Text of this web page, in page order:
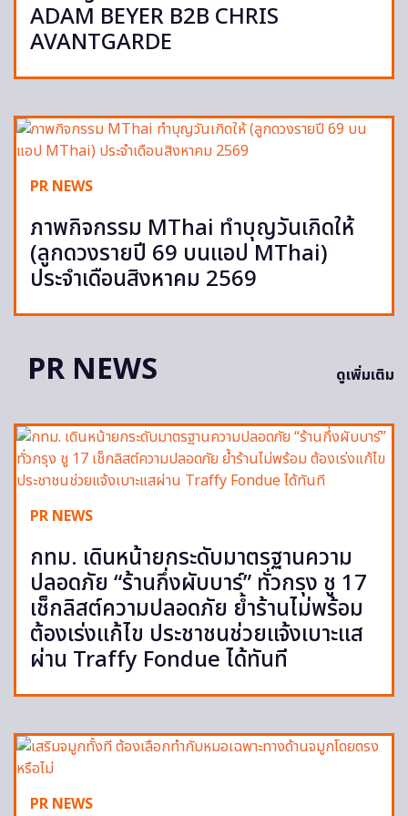
ADAM BEYER B2B CHRIS
AVANTGARDE
PR NEWS
ภาพกิจกรรม MThai ทำบุญวันเกิดให้
(ลูกดวงรายปี 69 บนแอป MThai)
ประจำเดือนสิงหาคม 2569
PR NEWS ดูเพิ่มเติม
PR NEWS
กทม. เดินหน้ายกระดับมาตรฐานความ
ปลอดภัย “ร้านกึ่งผับบาร์” ทั่วกรุง ชู 17
เช็กลิสต์ความปลอดภัย ย้ำร้านไม่พร้อม
ต้องเร่งแก้ไข ประชาชนช่วยแจ้งเบาะแส
ผ่าน Traffy Fondue ได้ทันที
PR NEWS